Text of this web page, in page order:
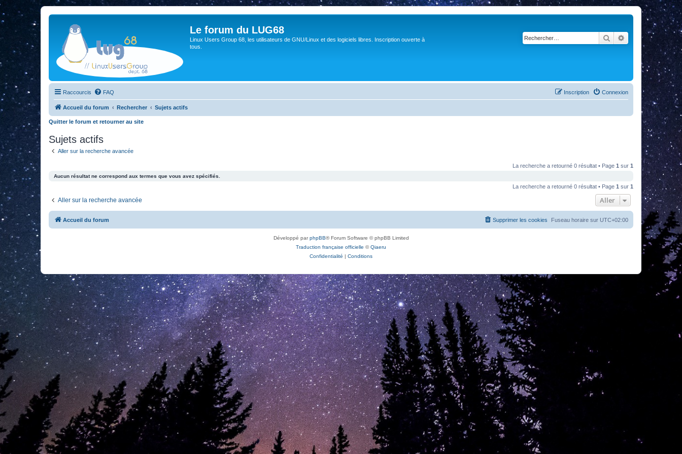
Le forum du LUG68
Linux Users Group 68, les utilisateurs de GNU/Linux et des logiciels libres. Inscription ouverte à
tous.
RechercherRecherche
Raccourcis FAQ Connexion
Inscription
Accueil du forum Rechercher Sujets actifs
Quitter le forum et retourner au site
Sujets actifs
Aller sur la recherche avancée
La recherche a retourné 0 résultat • Page 1 sur 1
Aucun résultat ne correspond aux termes que vous avez spécifiés.
La recherche a retourné 0 résultat • Page 1 sur 1
Aller sur la recherche avancée Aller
Accueil du forum Fuseau horaire sur UTC+02:00
Supprimer les cookies
Développé parphpBB® Forum Software © phpBB Limited
Traduction française officielle ©Qiaeru
Confidentialité | Conditions